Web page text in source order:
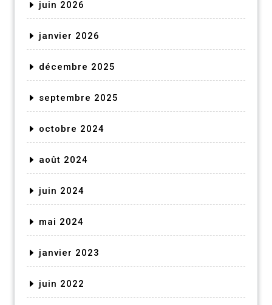
juin 2026
janvier 2026
décembre 2025
septembre 2025
octobre 2024
août 2024
juin 2024
mai 2024
janvier 2023
juin 2022